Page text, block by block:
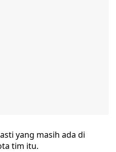
yang masih ada di
tim itu.